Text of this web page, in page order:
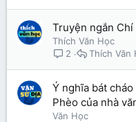
Truyện ngắn Chí
Thích Văn Học
2
Thích Văn
Ý nghĩa bát
Phèo của nhà
Văn Học